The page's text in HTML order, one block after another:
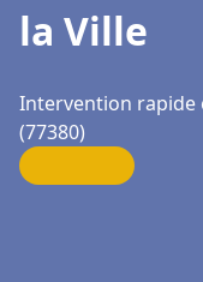
la Ville
Intervention rapide
(77380)